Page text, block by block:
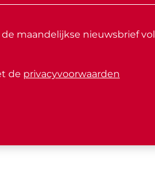
maandelijkse nieuwsbrief vol
de privacyvoorwaarden